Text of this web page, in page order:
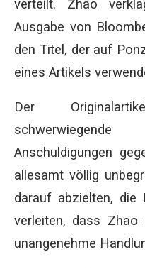
verteilt. Zhao
Ausgabe von
den Titel, der auf
eines Artikels
Der
Anschuldigungen
allesamt völlig
darauf abzielten,
verleiten, dass Zhao
unangenehme